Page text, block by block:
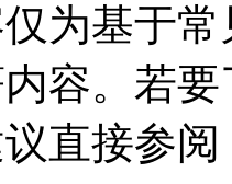
为基于
容。若
直接参